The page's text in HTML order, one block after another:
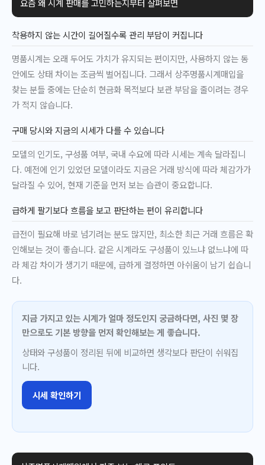
요즘 왜 시계 판매를 고민하는지부터 살펴보면
착용하지 않는 시간이 길어질수록 관리 부담이 커집니다
명품시계는 오래 두어도 가치가 유지되는 편이지만, 사용하지 않는 동
안에도 상태 차이는 조금씩 벌어집니다. 그래서 상주명품시계매입을
찾는 분들 중에는 단순히 현금화 목적보다 보관 부담을 줄이려는 경우
가 적지 않습니다.
구매 당시와 지금의 시세가 다를 수 있습니다
모델의 인기도, 구성품 여부, 국내 수요에 따라 시세는 계속 달라집니
다. 예전에 인기 있었던 모델이라도 지금은 거래 방식에 따라 체감가가
달라질 수 있어, 현재 기준을 먼저 보는 습관이 중요합니다.
급하게 팔기보다 흐름을 보고 판단하는 편이 유리합니다
급전이 필요해 바로 넘기려는 분도 많지만, 최소한 최근 거래 흐름은 확
인해보는 것이 좋습니다. 같은 시계라도 구성품이 있느냐 없느냐에 따
라 체감 차이가 생기기 때문에, 급하게 결정하면 아쉬움이 남기 쉽습니
다.
지금 가지고 있는 시계가 얼마 정도인지 궁금하다면, 사진 몇 장
만으로도 기본 방향을 먼저 확인해보는 게 좋습니다.
상태와 구성품이 정리된 뒤에 비교하면 생각보다 판단이 쉬워집
니다.
시세 확인하기